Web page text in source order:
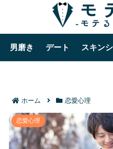
男磨き デート スキン
ホーム 恋愛心理
首を触ってくる女性心理は
と見極め方
恋愛心理